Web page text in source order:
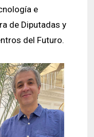
e
de Diputadas y
del Futuro.